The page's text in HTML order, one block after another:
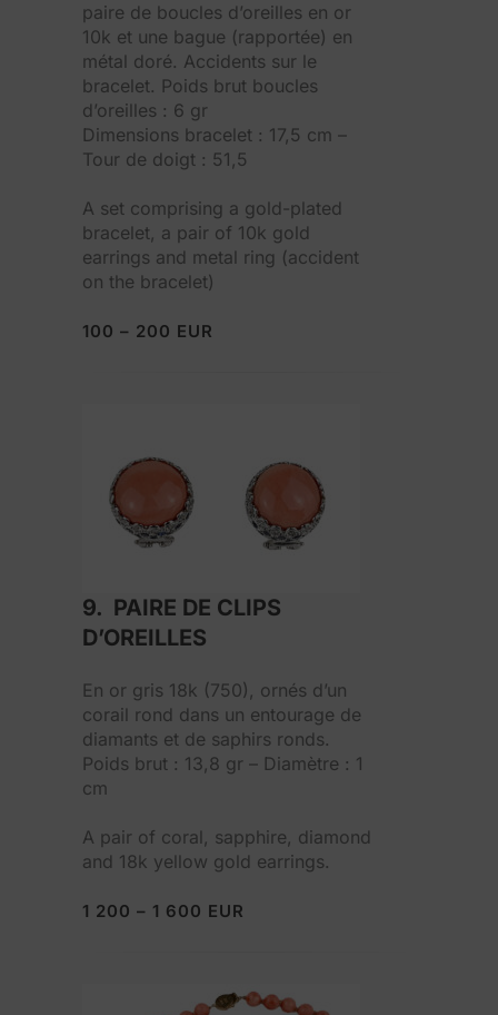
paire de boucles d’oreilles en or
10k et une bague (rapportée) en
métal doré. Accidents sur le
bracelet. Poids brut boucles
d’oreilles : 6 gr
Dimensions bracelet : 17,5 cm –
Tour de doigt : 51,5
A set comprising a gold-plated
bracelet, a pair of 10k gold
earrings and metal ring (accident
on the bracelet)
100 – 200 EUR
9. PAIRE DE CLIPS
D’OREILLES
En or gris 18k (750), ornés d’un
corail rond dans un entourage de
diamants et de saphirs ronds.
Poids brut : 13,8 gr – Diamètre : 1
cm
A pair of coral, sapphire, diamond
and 18k yellow gold earrings.
1 200 – 1 600 EUR